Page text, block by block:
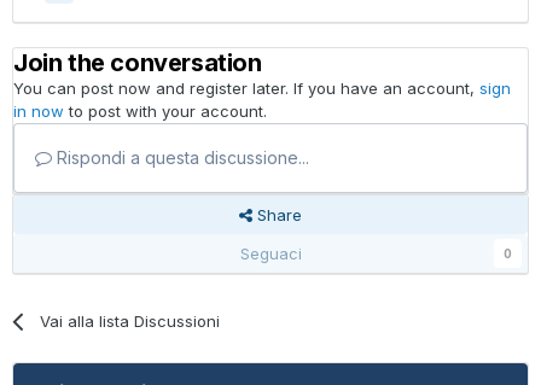
Join the conversation
You can post now and register later. If you have an account, sign
in now to post with your account.
Rispondi a questa discussione...
Share
Seguaci
0
Vai alla lista Discussioni